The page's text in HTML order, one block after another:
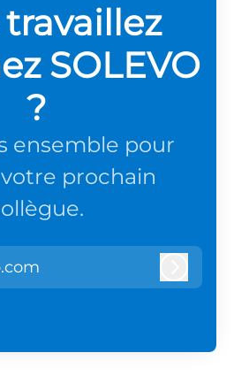
SOLEVO
?
ensemble pour
prochain